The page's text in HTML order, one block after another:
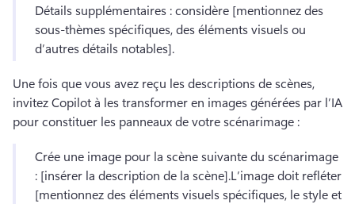
Détails supplémentaires : considère [mentionnez des
sous-thèmes spécifiques, des éléments visuels ou
d’autres détails notables].
Une fois que vous avez reçu les descriptions de scènes,
invitez Copilot à les transformer en images générées par l’IA
pour constituer les panneaux de votre scénarimage :
Crée une image pour la scène suivante du scénarimage
: [insérer la description de la scène].L’image doit refléter
[mentionnez des éléments visuels spécifiques, le style et